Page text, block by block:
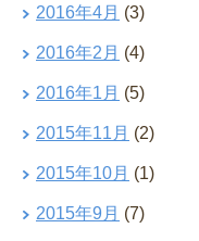
2016年4月 (3)
2016年2月 (4)
2016年1月 (5)
2015年11月 (2)
2015年10月 (1)
2015年9月 (7)